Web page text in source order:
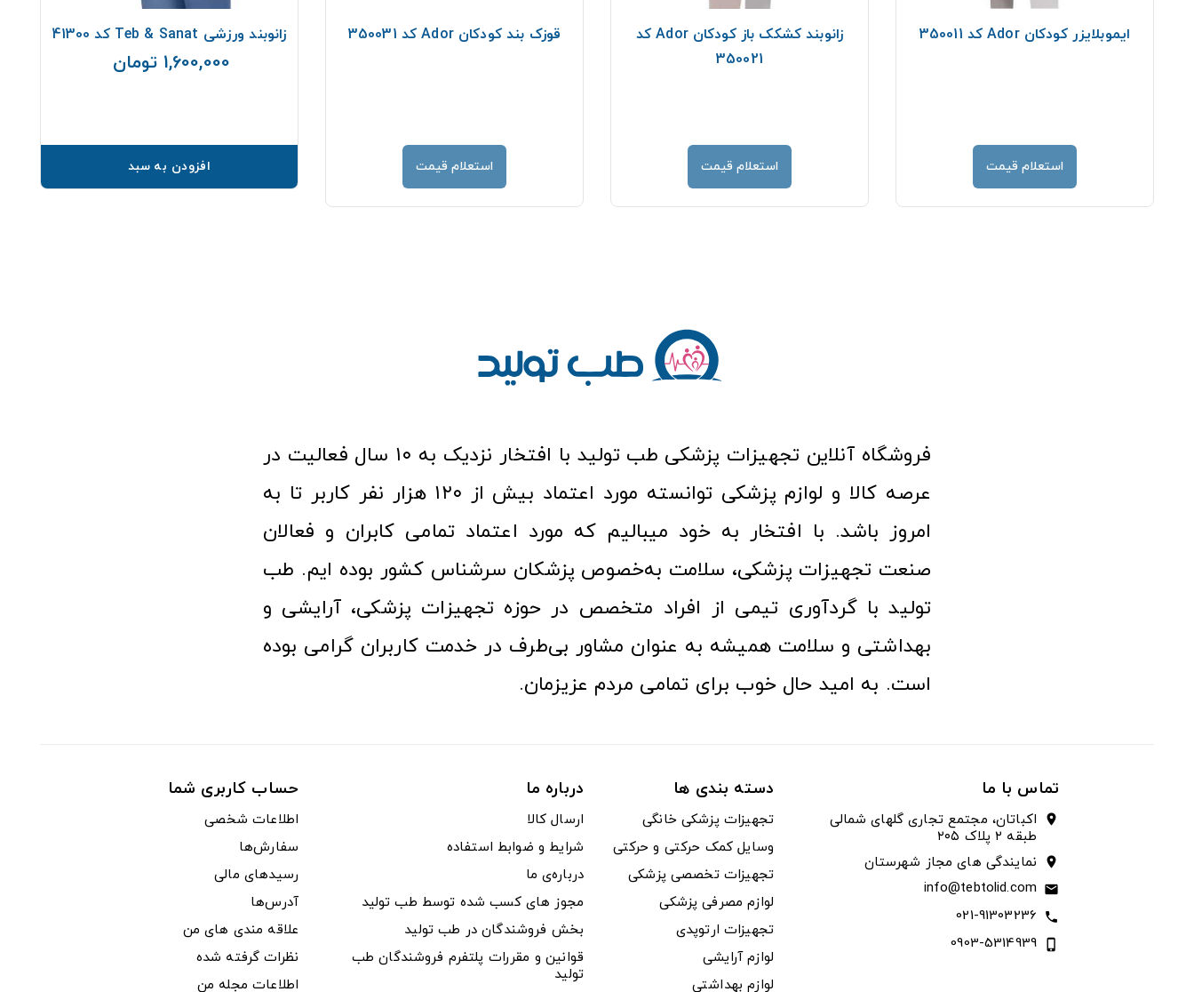
ایموبلایزر کودکان Ador کد 350011
استعلام قیمت
زانوبند کشکک باز کودکان Ador کد
350021
استعلام قیمت
قوزک بند کودکان Ador کد 350031
استعلام قیمت
زانوبند ورزشی Teb & Sanat کد 41300
1,600,000 تومان
افزودن به سبد
فروشگاه آنلاین تجهیزات پزشکی طب تولید با افتخار نزدیک به ۱۰ سال فعالیت در
عرصه کالا و لوازم پزشکی توانسته مورد اعتماد بیش از ۱۲۰ هزار نفر کاربر تا به
امروز باشد. با افتخار به خود میبالیم که مورد اعتماد تمامی کابران و فعالان
صنعت تجهیزات پزشکی، سلامت به‌خصوص پزشکان سرشناس کشور بوده ایم. طب
تولید با گردآوری تیمی از افراد متخصص در حوزه تجهیزات پزشکی، آرایشی و
بهداشتی و سلامت همیشه به عنوان مشاور بی‌طرف در خدمت کاربران گرامی بوده
است. به امید حال خوب برای تمامی مردم عزیزمان.
تماس با ما
location_on
اکباتان، مجتمع تجاری گلهای شمالی
طبقه ۲ پلاک ۲۰۵
location_on نمایندگی های مجاز شهرستان
email
info@tebtolid.com
call
021-91303236
phone_iphone
0903-5314939
دسته بندی ها
تجهیزات پزشکی خانگی
وسایل کمک حرکتی و حرکتی
تجهیزات تخصصی پزشکی
لوازم مصرفی پزشکی
تجهیزات ارتوپدی
لوازم آرایشی
لوازم بهداشتی
درباره ما
ارسال کالا
شرایط و ضوابط استفاده
درباره‌ی ما
مجوز های کسب شده توسط طب تولید
بخش فروشندگان در طب تولید
قوانین و مقررات پلتفرم فروشندگان طب
تولید
حساب کاربری شما
اطلاعات شخصی
سفارش‌ها
رسیدهای مالی
آدرس‌ها
علاقه مندی های من
نظرات گرفته شده
اطلاعات مجله من